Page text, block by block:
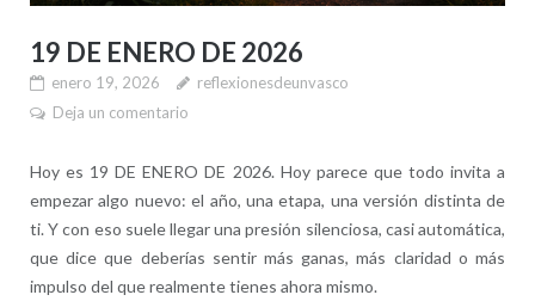
19 DE ENERO DE 2026
enero 19, 2026
reflexionesdeunvasco
Deja un comentario
Hoy es 19 DE ENERO DE 2026. Hoy parece que todo invita a
empezar algo nuevo: el año, una etapa, una versión distinta de
ti. Y con eso suele llegar una presión silenciosa, casi automática,
que dice que deberías sentir más ganas, más claridad o más
impulso del que realmente tienes ahora mismo.